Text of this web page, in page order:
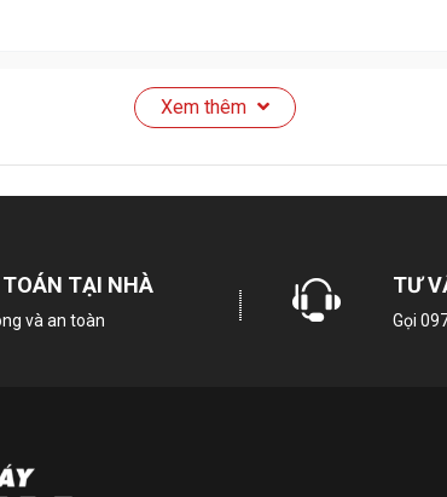
K-75XR30M2
75 inch
Xem thêm
TẠI NHÀ
và an toàn
TƯ
Gọi